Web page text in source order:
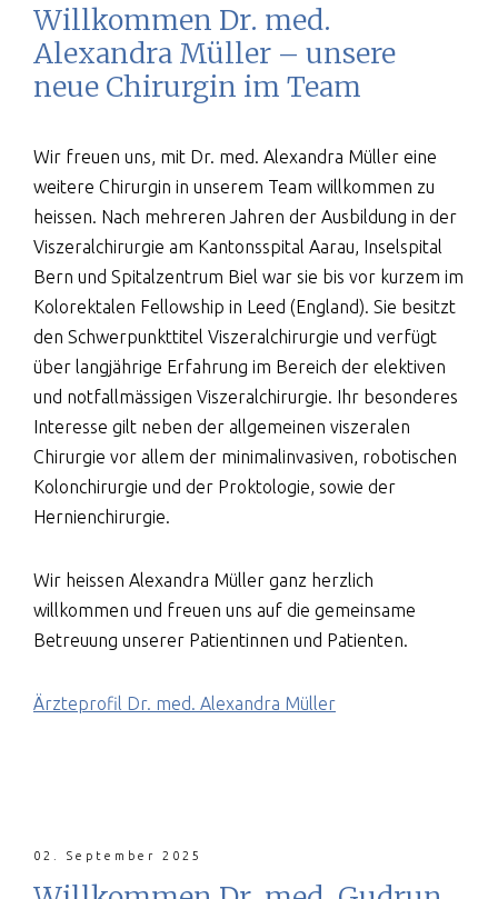
Willkommen Dr. med.
Alexandra Müller – unsere
neue Chirurgin im Team
Wir freuen uns, mit Dr. med. Alexandra Müller eine
weitere Chirurgin in unserem Team willkommen zu
heissen. Nach mehreren Jahren der Ausbildung in der
Viszeralchirurgie am Kantonsspital Aarau, Inselspital
Bern und Spitalzentrum Biel war sie bis vor kurzem im
Kolorektalen Fellowship in Leed (England). Sie besitzt
den Schwerpunkttitel Viszeralchirurgie und verfügt
über langjährige Erfahrung im Bereich der elektiven
und notfallmässigen Viszeralchirurgie. Ihr besonderes
Interesse gilt neben der allgemeinen viszeralen
Chirurgie vor allem der minimalinvasiven, robotischen
Kolonchirurgie und der Proktologie, sowie der
Hernienchirurgie.
Wir heissen Alexandra Müller ganz herzlich
willkommen und freuen uns auf die gemeinsame
Betreuung unserer Patientinnen und Patienten.
Ärzteprofil Dr. med. Alexandra Müller
02. September 2025